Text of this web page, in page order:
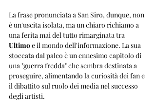
La frase pronunciata a San Siro, dunque, non
è un'uscita isolata, ma un chiaro richiamo a
una ferita mai del tutto rimarginata tra
Ultimo e il mondo dell'informazione. La sua
stoccata dal palco è un ennesimo capitolo di
una "guerra fredda" che sembra destinata a
proseguire, alimentando la curiosità dei fan e
il dibattito sul ruolo dei media nel successo
degli artisti.